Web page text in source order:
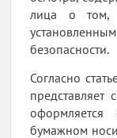
лица о том,
безопасности.
Согласно
представляет
бумажном